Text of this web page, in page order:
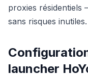
proxies résidentiels
sans risques inutiles.
launcher